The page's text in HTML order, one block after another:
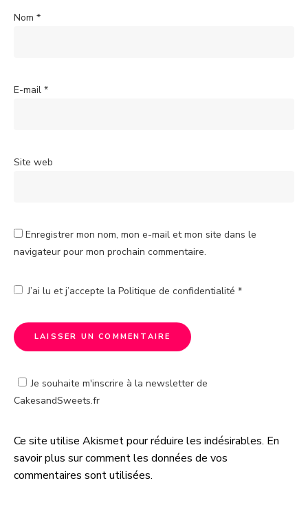
Nom *
E-mail *
Site web
Enregistrer mon nom, mon e-mail et mon site dans le
navigateur pour mon prochain commentaire.
J’ai lu et j’accepte la Politique de confidentialité *
Je souhaite m'inscrire à la newsletter de
CakesandSweets.fr
A
l
t
Ce site utilise Akismet pour réduire les indésirables. En
savoir plus sur comment les données de vos
commentaires sont utilisées.